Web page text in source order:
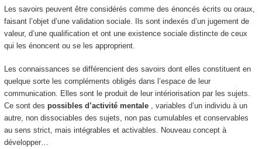
Les savoirs peuvent être considérés comme des énoncés écrits ou oraux,
faisant l’objet d’une validation sociale. Ils sont indexés d’un jugement de
valeur, d’une qualification et ont une existence sociale distincte de ceux
qui les énoncent ou se les approprient.
Les connaissances se différencient des savoirs dont elles constituent en
quelque sorte les compléments obligés dans l’espace de leur
communication. Elles sont le produit de leur intériorisation par les sujets.
Ce sont des possibles d’activité mentale , variables d’un individu à un
autre, non dissociables des sujets, non pas cumulables et conservables
au sens strict, mais intégrables et activables. Nouveau concept à
développer…